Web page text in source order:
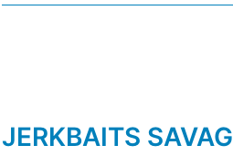
JERKBAITS